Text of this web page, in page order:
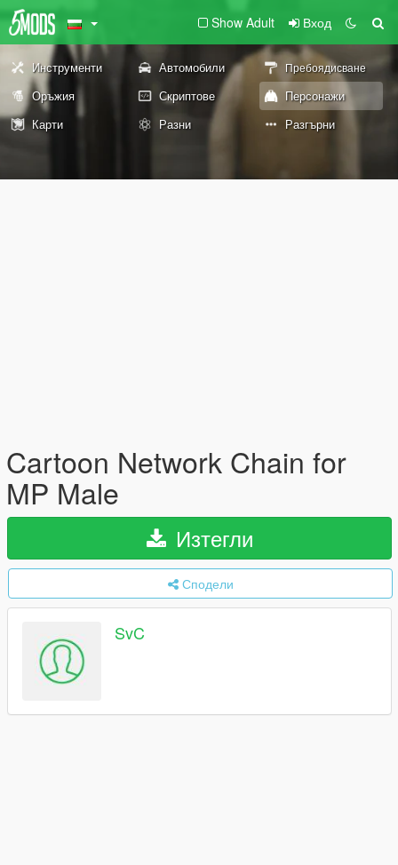
Show Adult Вход
Инструменти Автомобили Пребоядисване
Оръжия Скриптове
Персонажи
Карти
Разни Разгърни
Cartoon Network Chain for
MP Male
Изтегли
Сподели
SvC